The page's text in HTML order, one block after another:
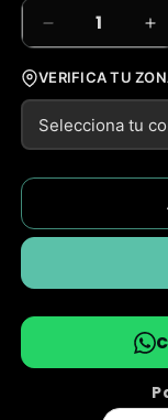
Reducir
cantidad
para
Bidón
Sauces™
Eco-
|
Retornable
|
VERIFICA TU